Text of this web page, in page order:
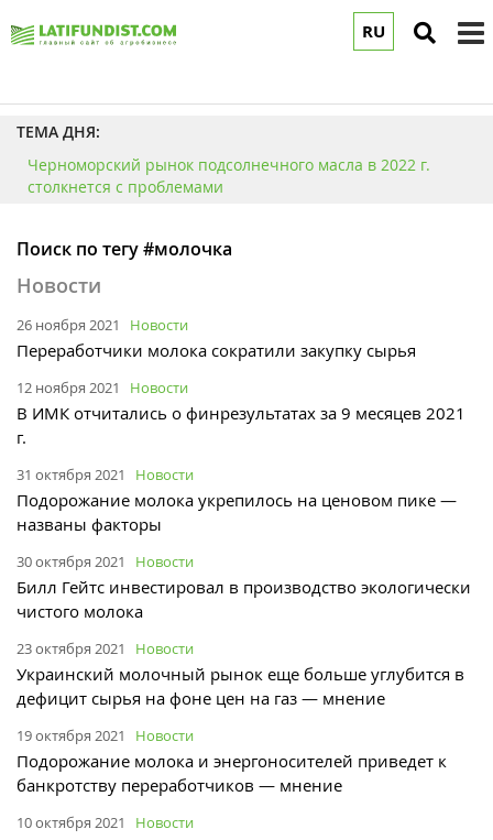
RU
ТЕМА ДНЯ:
Черноморский рынок подсолнечного масла в 2022 г.
столкнется с проблемами
Поиск по тегу #молочка
Новости
26 ноября 2021 Новости
Переработчики молока сократили закупку сырья
12 ноября 2021 Новости
В ИМК отчитались о финрезультатах за 9 месяцев 2021
г.
31 октября 2021 Новости
Подорожание молока укрепилось на ценовом пике —
названы факторы
30 октября 2021 Новости
Билл Гейтс инвестировал в производство экологически
чистого молока
23 октября 2021 Новости
Украинский молочный рынок еще больше углубится в
дефицит сырья на фоне цен на газ — мнение
19 октября 2021 Новости
Подорожание молока и энергоносителей приведет к
банкротству переработчиков — мнение
10 октября 2021 Новости